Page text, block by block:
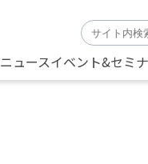
ニュースイベント&セミ